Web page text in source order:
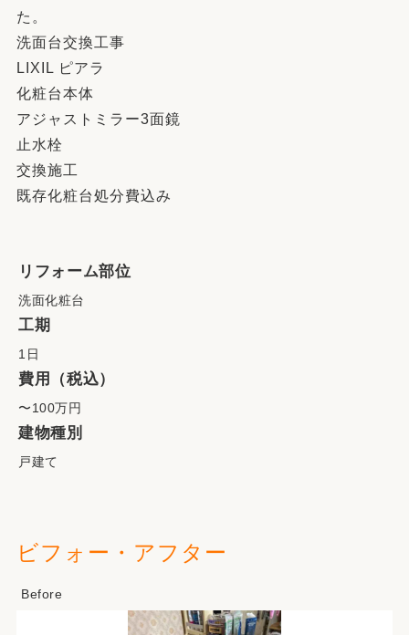
た。
洗面台交換工事
LIXIL ピアラ
化粧台本体
アジャストミラー3面鏡
止水栓
交換施工
既存化粧台処分費込み
リフォーム部位
洗面化粧台
工期
1日
費用（税込）
〜100万円
建物種別
戸建て
ビフォー・アフター